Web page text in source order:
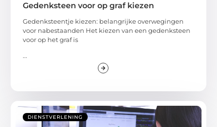
Gedenksteen voor op graf kiezen
Gedenksteentje kiezen: belangrijke overwegingen
voor nabestaanden Het kiezen van een gedenksteen
voor op het graf is
...
DIENSTVERLENING